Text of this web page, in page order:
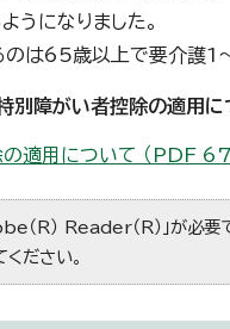
うになりました。
は65歳以上で要介護1
障がい者控除の適用に
適用について （PDF
（R） Reader（R）」が必要
ください。